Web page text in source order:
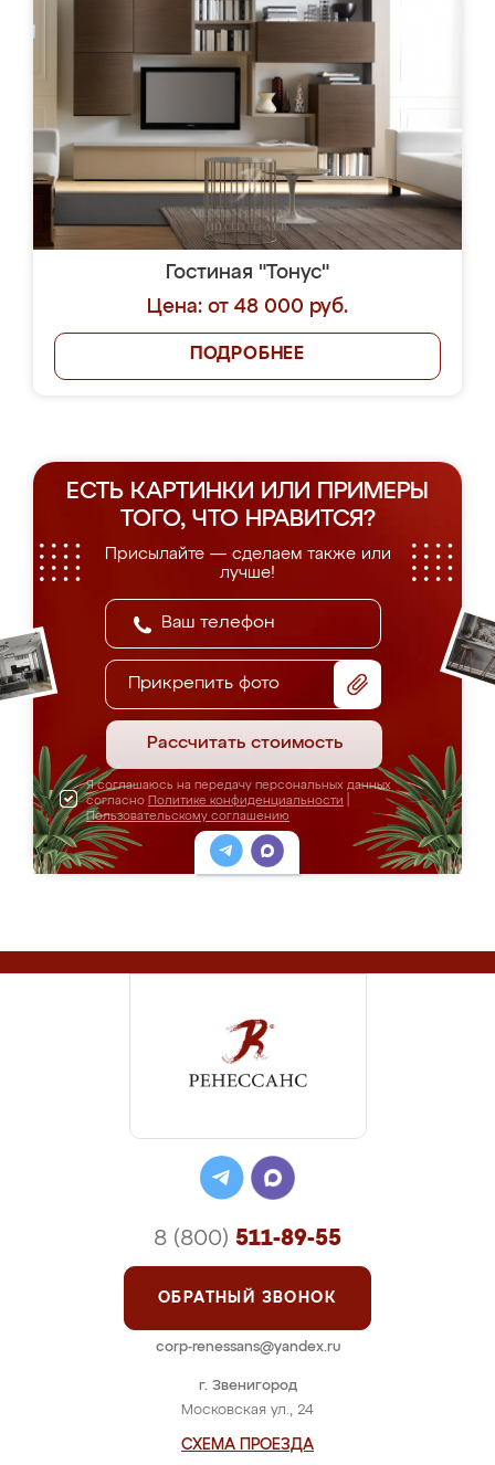
Гостиная "Тонус"
Цена: от 48 000 руб.
ПОДРОБНЕЕ
ЕСТЬ КАРТИНКИ ИЛИ ПРИМЕРЫ
ТОГО, ЧТО НРАВИТСЯ?
Присылайте — сделаем также или
лучше!
Прикрепить фото
Рассчитать стоимость
Я соглашаюсь на передачу персональных данных
согласно Политике конфиденциальности
Пользовательскому соглашению
г. Звенигород
Московская ул., 24
СХЕМА ПРОЕЗДА
8 (800) 511-89-55
ОБРАТНЫЙ ЗВОНОК
corp-renessans@yandex.ru